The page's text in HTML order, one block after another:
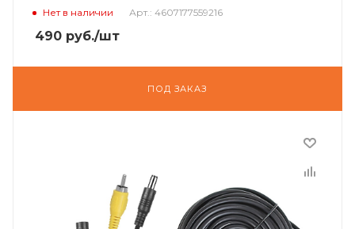
Нет в наличии Арт.: 4607177559216
490 руб./шт
ПОД ЗАКАЗ